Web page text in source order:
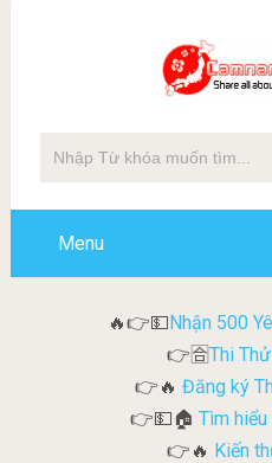
Menu
🔥👉💵Nhận 500
👉🈴Thi
👉🔥 Đăng ký
👉💵🏠Tìm
👉🔥 Kiến